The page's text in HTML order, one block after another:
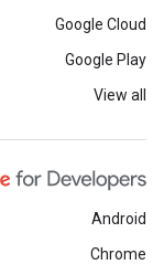
Google Cloud
Google Play
View all
Android
Chrome